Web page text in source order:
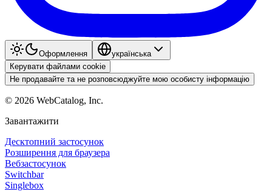
Оформлення
українська
Керувати файлами cookie
Не продавайте та не розповсюджуйте мою особисту інформацію
© 2026 WebCatalog, Inc.
Завантажити
Десктопний застосунок
Розширення для браузера
Вебзастосунок
Switchbar
Singlebox